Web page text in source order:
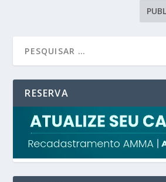
RESERVA